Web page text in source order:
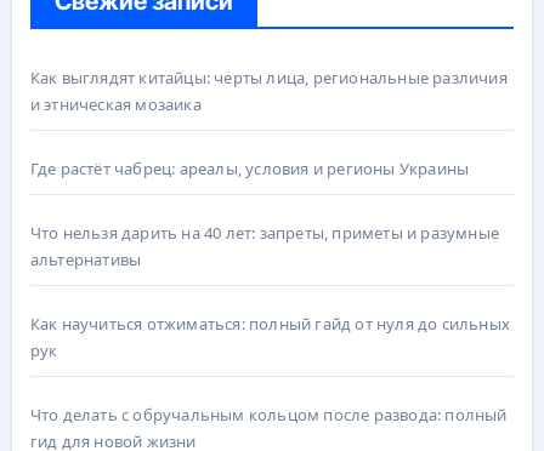
Как выглядят китайцы: черты лица, региональные различия
и этническая мозаика
Где растёт чабрец: ареалы, условия и регионы Украины
Что нельзя дарить на 40 лет: запреты, приметы и разумные
альтернативы
Как научиться отжиматься: полный гайд от нуля до сильных
рук
Что делать с обручальным кольцом после развода: полный
гид для новой жизни